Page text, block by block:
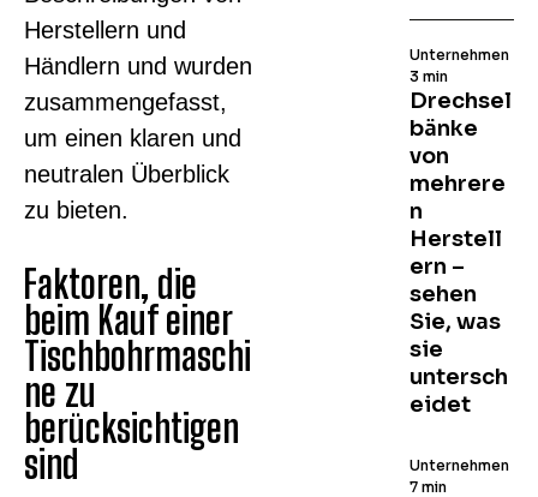
Herstellern und
Händlern und wurden
zusammengefasst,
um einen klaren und
neutralen Überblick
zu bieten.
Faktoren, die
beim Kauf einer
Tischbohrmaschi
ne zu
berücksichtigen
sind
Drechsel
bänke
von
mehrere
n
Herstell
ern –
sehen
Sie, was
sie
untersch
eidet
Unternehmen
3 min
Unternehmen
7 min